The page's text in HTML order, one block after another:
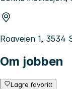
Roaveien 1, 3534
Om jobben
Lagre favoritt